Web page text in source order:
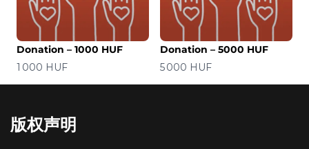
Donation – 1000 HUF
价格
1 000 HUF
Donation – 5000 HUF
价格
5 000 HUF
版权声明